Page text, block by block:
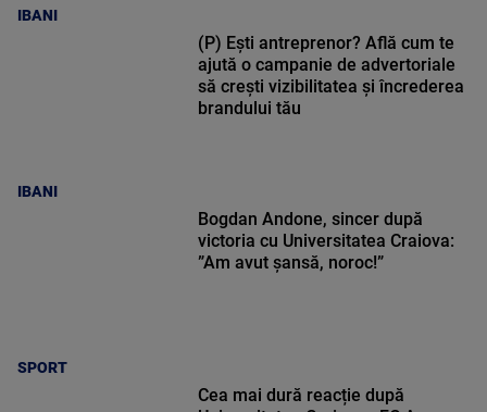
IBANI
IBANI
(P) Ești antreprenor? Află cum te
ajută o campanie de advertoriale
să crești vizibilitatea și încrederea
brandului tău
SPORT
Bogdan Andone, sincer după
victoria cu Universitatea Craiova:
”Am avut șansă, noroc!”
Cea mai dură reacție după